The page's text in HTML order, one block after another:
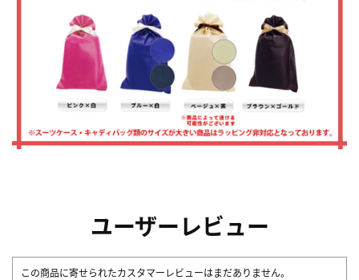
ユーザーレビュー
この商品に寄せられたカスタマーレビューはまだありません。